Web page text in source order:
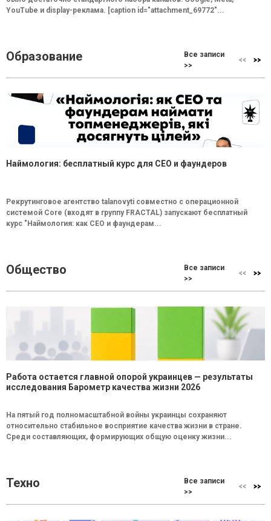
YouTube и display-реклама. [caption id="attachment_69772"...
Образование
Все записи
>>
Наймология: бесплатный курс для CEO и фаундеров
Рекрутинговое агентство talanovyti совместно с операционной
системой Core (входят в группу FRACTAL) запускают бесплатный
курс "Наймология: как СEO и фаундерам...
Общество
Все записи
>>
Работа остается главной опорой украинцев — результаты
исследования Барометр качества жизни 2026
На пятый год полномасштабной войны украинцы сохраняют
относительно стабильное восприятие качества жизни в стране.
Среди составляющих, формирующих общую оценку жизни...
Техно
Все записи
>>